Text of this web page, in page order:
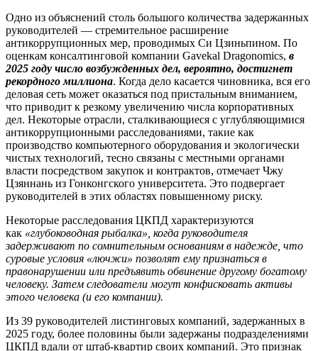
Одно из объяснений столь большого количества задержанных
руководителей — стремительное расширение
антикоррупционных мер, проводимых Си Цзиньпином. По
оценкам консалтинговой компании Gavekal Dragonomics, в
2025 году число возбужденных дел, вероятно, достигнет
рекордного миллиона. Когда дело касается чиновника, вся его
деловая сеть может оказаться под пристальным вниманием,
что приводит к резкому увеличению числа корпоративных
дел. Некоторые отрасли, сталкивающиеся с углубляющимися
антикоррупционными расследованиями, такие как
производство компьютерного оборудования и экологически
чистых технологий, тесно связаны с местными органами
власти посредством закупок и контрактов, отмечает Чжу
Цзяннань из Гонконгского университета. Это подвергает
руководителей в этих областях повышенному риску.
Некоторые расследования ЦКПД характеризуются
как «глубоководная рыбалка», когда руководителя
задерживают по сомнительным основаниям в надежде, что
суровые условия «лючжи» позволят ему признаться в
правонарушении или предъявить обвинение другому богатому
человеку. Затем следователи могут конфисковать активы
этого человека (и его компании).
Из 39 руководителей листинговых компаний, задержанных в
2025 году, более половины были задержаны подразделениями
ЦКПД вдали от штаб-квартир своих компаний. Это признак